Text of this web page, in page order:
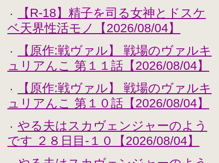
・
【R-18】精子を司る女神とドスケ
ベ天界性活モノ【2026/08/04】
・
【原作:戦ヴァル】 戦場のヴァルキ
ュリアんこ 第１１話【2026/08/04】
・
【原作:戦ヴァル】 戦場のヴァルキ
ュリアんこ 第１０話【2026/08/04】
・
やる夫はスカヴェンジャーのよう
です ２８日目-１０【2026/08/04】